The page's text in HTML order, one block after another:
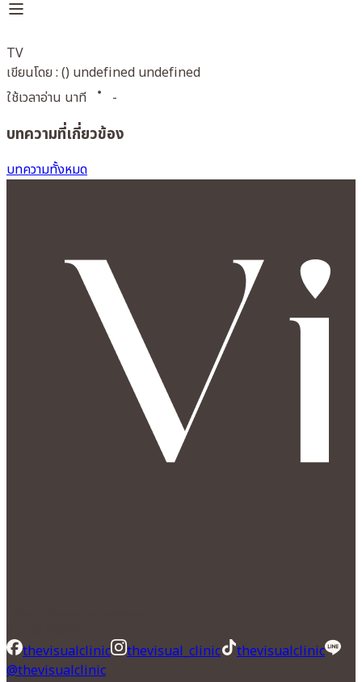
TV
เขียนโดย : () undefined undefined
ใช้เวลาอ่าน นาที
-
บทความที่เกี่ยวข้อง
บทความทั้งหมด
thevisualclinic
thevisual_clinic
thevisualclinic
@thevisualclinic